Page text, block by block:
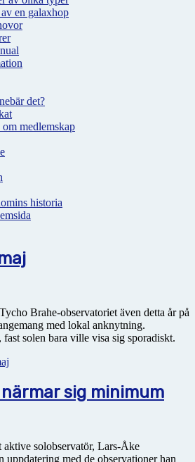
en galaxhop
det?
medlemskap
historia
Brahe-observatoriet även detta år på
med lokal anknytning.
fast solen bara ville visa sig sporadiskt.
sig minimum
aktive solobservatör, Lars-Åke
uppdatering med de observationer han